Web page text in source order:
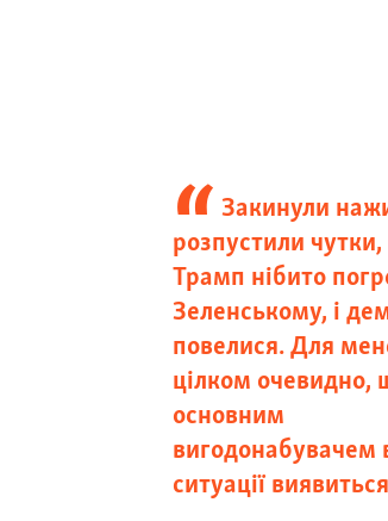
Закинули
розпустили
Трамп нібито
Зеленському, і
повелися. Для
цілком очевидно,
основним
вигодонабувачем
ситуації